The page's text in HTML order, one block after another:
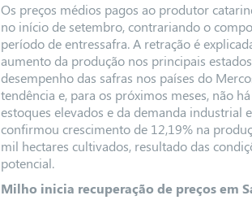
Os preços médios pagos ao produtor
no início de setembro, contrariando o
período de entressafra. A retração é
aumento da produção nos principais
desempenho das safras nos países do
tendência e, para os próximos meses, não
estoques elevados e da demanda industrial
confirmou crescimento de 12,19% na
mil hectares cultivados, resultado das
potencial.
Milho inicia recuperação de preços em